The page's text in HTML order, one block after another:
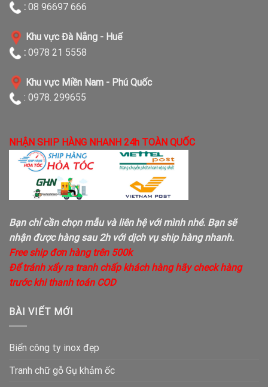
: 08 96697 666
Khu vực Đà Nẵng - Huế
: 0978 21 5558
Khu vực Miền Nam - Phú Quốc
: 0978. 299655
NHẬN SHIP HÀNG NHANH 24h TOÀN QUỐC
Bạn chỉ cần chọn mẫu và liên hệ với mình nhé. Bạn sẽ
nhận được hàng sau 2h với dịch vụ ship hàng nhanh.
Free ship đơn hàng trên 500k
Để tránh xẩy ra tranh chấp khách hàng hãy check hàng
trước khi thanh toán COD
BÀI VIẾT MỚI
Biển công ty inox đẹp
Tranh chữ gỗ Gụ khảm ốc